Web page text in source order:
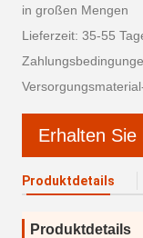
in großen Mengen
Lieferzeit: 35-55
Erhalten
Produktdetails
Produktdetails